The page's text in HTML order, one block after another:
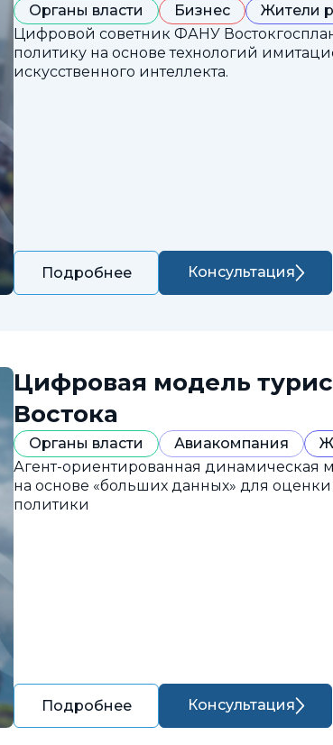
Органы власти Бизнес
Жители
Цифровой советник ФАНУ
политику на основе технологий
искусственного интеллекта.
Подробнее Консультация
Цифровая модель
Востока
Органы власти Авиакомпания
Агент-ориентированная динамическая
на основе «больших данных» для
политики
Подробнее Консультация